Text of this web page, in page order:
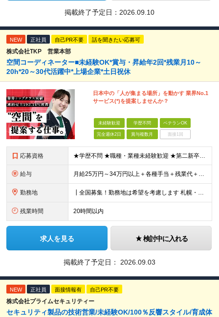
掲載終了予定日： 2026.09.10
NEW 正社員 自己PR不要 話を聞きたい応募可
株式会社TKP 営業本部
空間コーディネーター■未経験OK*賞与・昇給年2回*残業月10～
20h*20～30代活躍中*上場企業*土日祝休
日本中の「人が集まる場所」を動かす 業界No.1
サービス(*)を提案しませんか？
未経験歓迎 学歴不問 ベテランOK
完全週休2日 賞与複数月 面接1回
応募資格 ★学歴不問 ★職種・業種未経験歓迎 ★第二新卒歓迎 ＜こんな方にオススメ＞ ◎一つの商材ではなく、幅広い提案で勝負したい ◎成長企業でスケールの大きい仕事に挑戦したい ◎実力を評価されたい＆腰を据え
給与 月給25万円～34万円以上＋各種手当＋残業代＋賞与年2回 初年度想定年収：348万円～ ※経験・能力を考慮のうえ優遇します。 ※上記にはエリア給（10,000円～15,000円）、見込み残業代（20
勤務地 ┃全国募集！勤務地は希望を考慮します 札幌・仙台・東京・横浜・金沢・名古屋・大阪・京都・広島・福岡 募集 ※上記のほか、全国に拠点あり ※キャリアアップやキャリアシフトに伴う転勤も一部ありますが、基
残業時間 20時間以内
求人を見る 検討中に入れる
掲載終了予定日： 2026.09.03
NEW 正社員 面接情報有 自己PR不要
株式会社プライムセキュリティー
セキュリティ製品の技術営業/未経験OK/100％反響スタイル/育成体